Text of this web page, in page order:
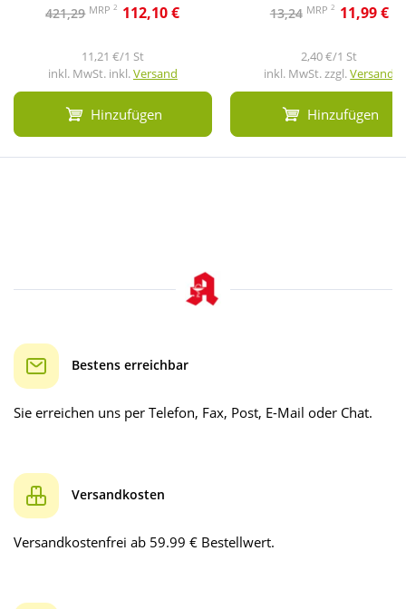
421,29 MRP2 112,10 €
11,21 €/1 St
inkl. MwSt. inkl.Versand
Hinzufügen
13,24 MRP 2 11,99 €
2,40 €/1 St
inkl. MwSt. zzgl.Versand
Hinzufügen
Bestens erreichbar
Sie erreichen uns per Telefon, Fax, Post, E-Mail oder Chat.
Versandkosten
Versandkostenfrei ab 59.99 € Bestellwert.